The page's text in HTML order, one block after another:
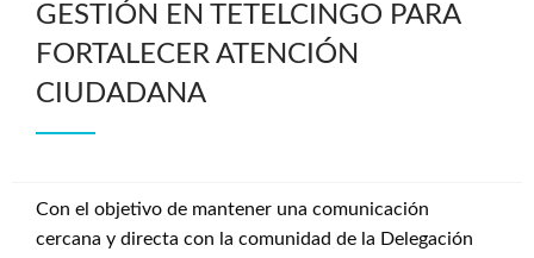
GESTIÓN EN TETELCINGO PARA
FORTALECER ATENCIÓN
CIUDADANA
Con el objetivo de mantener una comunicación
cercana y directa con la comunidad de la Delegación